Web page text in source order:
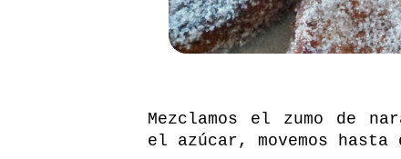
Mezclamos el zumo de
el azúcar, movemos